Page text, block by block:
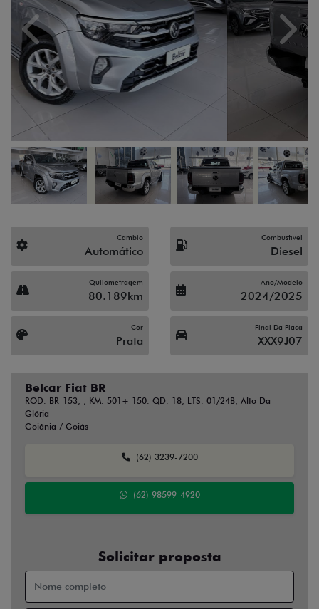
Previous Next
Câmbio
Automático
Combustível
Diesel
Quilometragem
80.189km
Ano/Modelo
2024/2025
Cor
Prata
Final Da Placa
XXX9J07
Belcar Fiat BR
ROD. BR-153, , KM. 501+ 150. QD. 18, LTS. 01/24B, Alto Da
Glória
Goiânia / Goiás
(62) 3239-7200
(62) 98599-4920
Solicitar proposta